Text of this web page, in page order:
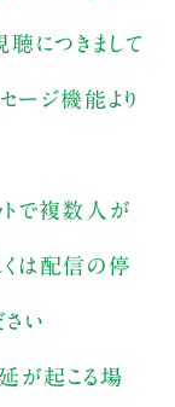
聴につきまして
ージ機能より
で複数人が
くは配信の停
さい
が起こる場